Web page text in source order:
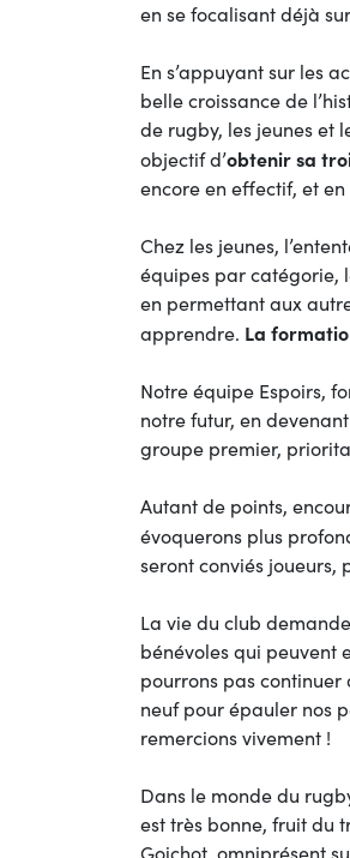
en se focalisant déjà
En s’appuyant sur les
belle croissance de
de rugby, les jeunes et
objectif d’obtenir sa
encore en effectif, et
Chez les jeunes,
équipes par catégorie,
en permettant aux
apprendre. La
Notre équipe Espoirs,
notre futur, en
groupe premier,
Autant de points,
évoquerons plus
seront conviés joueurs,
La vie du club
bénévoles qui peuvent
pourrons pas continuer
neuf pour épauler nos
remercions vivement !
Dans le monde du
est très bonne, fruit du